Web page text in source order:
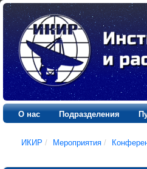
О нас Подразделения
ИКИР / Мероприятия /